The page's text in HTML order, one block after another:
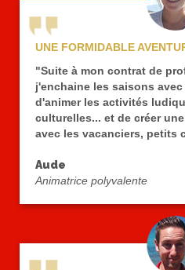
UNE FORMIDABLE
"Suite à mon contrat de
j'enchaine les saisons
d'animer les activités
culturelles... et de créer
avec les vacanciers, petits
Aude
Animatrice polyvalente